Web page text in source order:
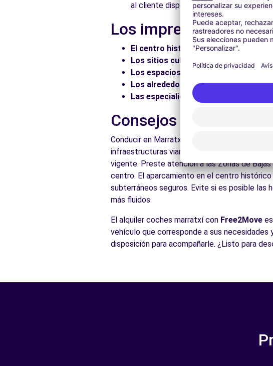
al cliente disponible para responder a
Los imprescindibles
El centro histórico:Pasee por las
Los sitios culturales:
Los espacios naturales:
Disfrute de
Los alrededores:Explore los lugares
Las especialidades locales:
Consejos prácticos
Conducir en Marratxí es accesible para
infraestructuras viarias adecuadas Como en
vigente. Preste atención a las Zonas de
centro. El aparcamiento en el centro
subterráneos seguros. Evite si es posible las
más fluidos.
El alquiler coches marratxí con Free2Move
vehículo que corresponde a sus
disposición para acompañarle. ¿Listo para